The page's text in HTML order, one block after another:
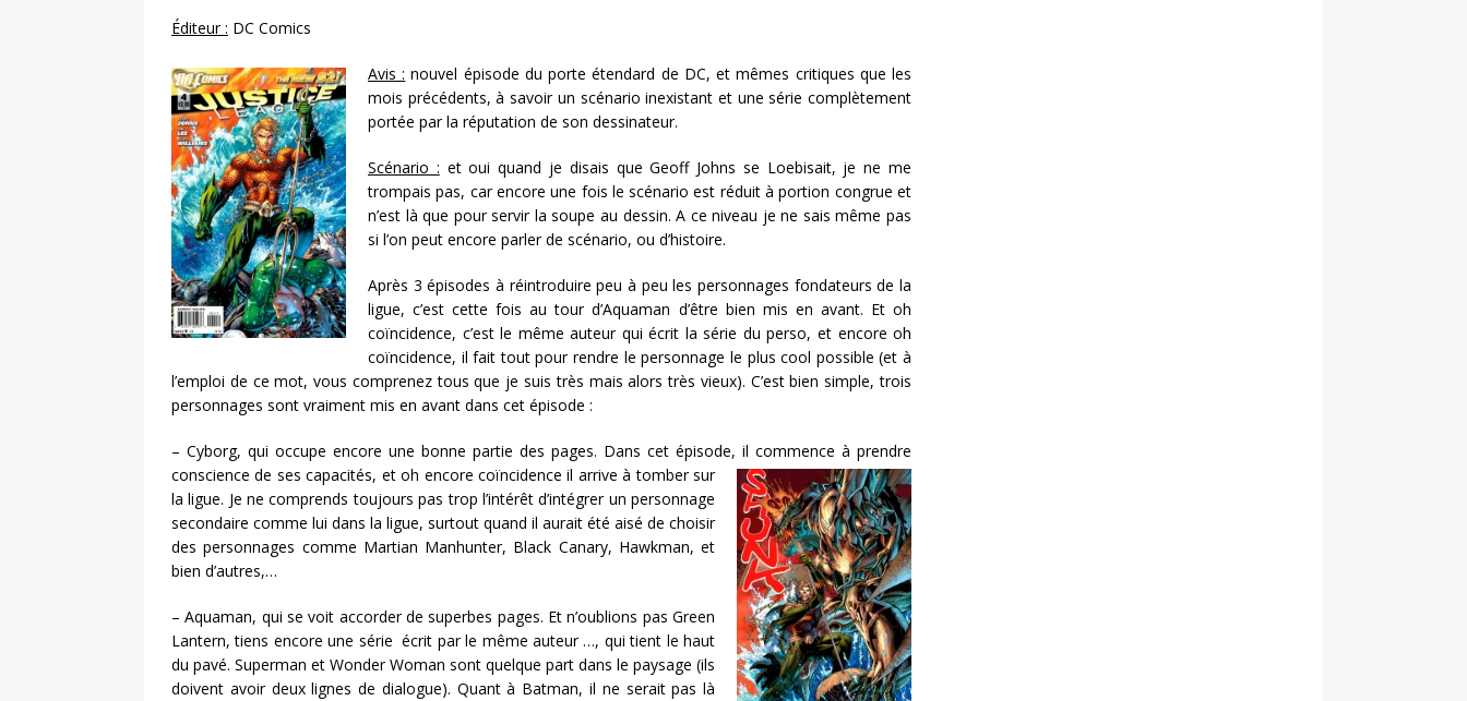
Éditeur : DC Comics
Avis : nouvel épisode du porte étendard de DC, et mêmes critiques que les
mois précédents, à savoir un scénario inexistant et une série complètement
portée par la réputation de son dessinateur.
Scénario : et oui quand je disais que Geoff Johns se Loebisait, je ne me
trompais pas, car encore une fois le scénario est réduit à portion congrue et
n’est là que pour servir la soupe au dessin. A ce niveau je ne sais même pas
si l’on peut encore parler de scénario, ou d’histoire.
Après 3 épisodes à réintroduire peu à peu les personnages fondateurs de la
ligue, c’est cette fois au tour d’Aquaman d’être bien mis en avant. Et oh
coïncidence, c’est le même auteur qui écrit la série du perso, et encore oh
coïncidence, il fait tout pour rendre le personnage le plus cool possible (et à
l’emploi de ce mot, vous comprenez tous que je suis très mais alors très vieux). C’est bien simple, trois
personnages sont vraiment mis en avant dans cet épisode :
– Cyborg, qui occupe encore une bonne partie des pages. Dans cet épisode, il commence à prendre
conscience de ses capacités, et oh encore coïncidence il arrive à tomber sur
la ligue. Je ne comprends toujours pas trop l’intérêt d’intégrer un personnage
secondaire comme lui dans la ligue, surtout quand il aurait été aisé de choisir
des personnages comme Martian Manhunter, Black Canary, Hawkman, et
bien d’autres,…
– Aquaman, qui se voit accorder de superbes pages. Et n’oublions pas Green
Lantern, tiens encore une série écrit par le même auteur …, qui tient le haut
du pavé. Superman et Wonder Woman sont quelque part dans le paysage (ils
doivent avoir deux lignes de dialogue). Quant à Batman, il ne serait pas là